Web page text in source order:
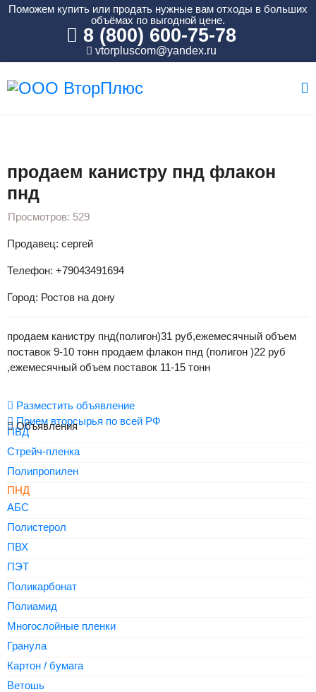
Поможем купить или продать нужные вам отходы в больших
объёмах по выгодной цене.
8 (800) 600-75-78
vtorpluscom@yandex.ru
продаем канистру пнд флакон
пнд
Просмотров: 529
Продавец: сергей
Телефон: +79043491694
Город: Ростов на дону
продаем канистру пнд(полигон)31 руб,ежемесячный объем
поставок 9-10 тонн продаем флакон пнд (полигон )22 руб
,ежемесячный объем поставок 11-15 тонн
Разместить объявление
Прием вторсырья по всей РФ
Объявления
ПВД
Стрейч-пленка
Полипропилен
ПНД
АБС
Полистерол
ПВХ
ПЭТ
Поликарбонат
Полиамид
Многослойные пленки
Гранула
Картон / бумага
Ветошь